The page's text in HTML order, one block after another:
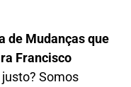
de Mudanças que
Francisco
Somos